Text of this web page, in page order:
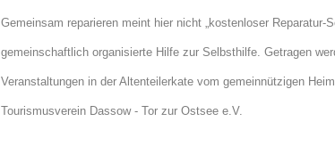
Gemeinsam reparieren meint hier nicht „kostenloser Reparatur-
gemeinschaftlich organisierte Hilfe zur Selbsthilfe. Getragen
Veranstaltungen in der Altenteilerkate vom gemeinnützigen
Tourismusverein Dassow - Tor zur Ostsee e.V.